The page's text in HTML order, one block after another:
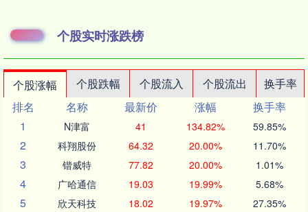
个股实时涨跌榜
个股涨幅 个股跌幅 个股流入 个股流出
换手率
排名
名称 最新价 涨幅
换手率
1
N津富 41 134.82% 59.85%
2 科翔股份 64.32 20.00% 11.70%
3 锴威特 77.82 20.00% 1.01%
4 广哈通信 19.03 19.99% 5.68%
5 欣天科技 18.02 19.97% 27.35%